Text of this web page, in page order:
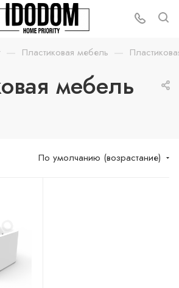
— Пластиковая мебель —
мебель
По умолчанию (возрастание)